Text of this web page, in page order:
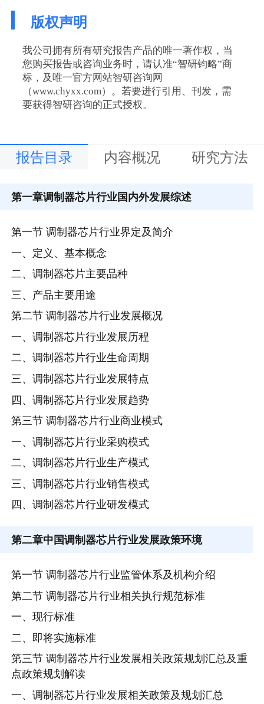
版权声明
我公司拥有所有研究报告产品的唯一著作权，当
您购买报告或咨询业务时，请认准“智研钧略”商
标，及唯一官方网站智研咨询网
（www.chyxx.com）。若要进行引用、刊发，需
要获得智研咨询的正式授权。
报告目录 内容概况 研究方法
第一章调制器芯片行业国内外发展综述
第一节 调制器芯片行业界定及简介
一、定义、基本概念
二、调制器芯片主要品种
三、产品主要用途
第二节 调制器芯片行业发展概况
一、调制器芯片行业发展历程
二、调制器芯片行业生命周期
三、调制器芯片行业发展特点
四、调制器芯片行业发展趋势
第三节 调制器芯片行业商业模式
一、调制器芯片行业采购模式
二、调制器芯片行业生产模式
三、调制器芯片行业销售模式
四、调制器芯片行业研发模式
第二章中国调制器芯片行业发展政策环境
第一节 调制器芯片行业监管体系及机构介绍
第二节 调制器芯片行业相关执行规范标准
一、现行标准
二、即将实施标准
第三节 调制器芯片行业发展相关政策规划汇总及重
点政策规划解读
一、调制器芯片行业发展相关政策及规划汇总